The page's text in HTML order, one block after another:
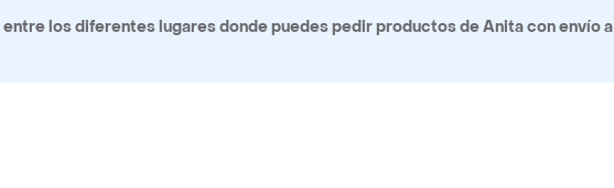
los diferentes lugares donde puedes pedir productos de Anita con envío a